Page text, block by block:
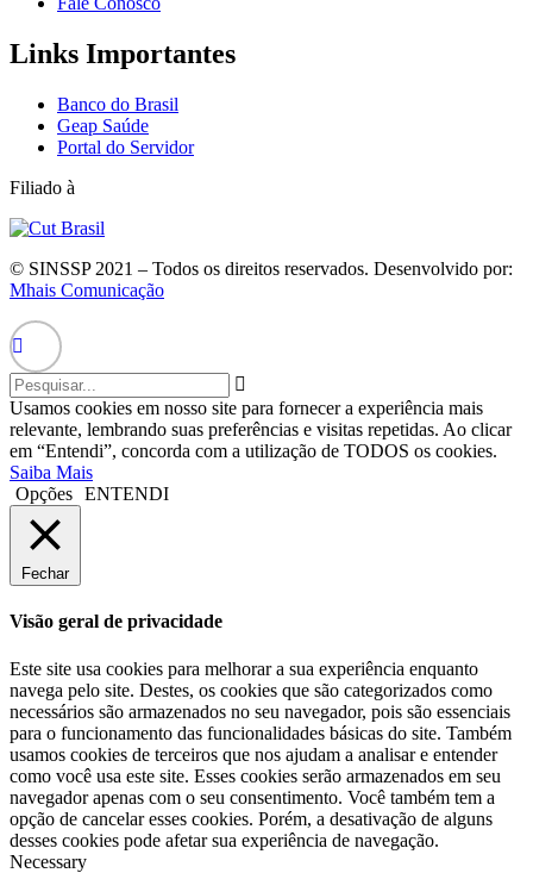
Links Importantes
Banco do Brasil
Geap Saúde
Portal do Servidor
Filiado à
© SINSSP 2021 – Todos os direitos reservados. Desenvolvido por:
Mhais Comunicação
Usamos cookies em nosso site para fornecer a experiência mais
relevante, lembrando suas preferências e visitas repetidas. Ao clicar
em “Entendi”, concorda com a utilização de TODOS os cookies.
Saiba Mais
Opções ENTENDI
Fechar
Visão geral de privacidade
Este site usa cookies para melhorar a sua experiência enquanto
navega pelo site. Destes, os cookies que são categorizados como
necessários são armazenados no seu navegador, pois são essenciais
para o funcionamento das funcionalidades básicas do site. Também
usamos cookies de terceiros que nos ajudam a analisar e entender
como você usa este site. Esses cookies serão armazenados em seu
navegador apenas com o seu consentimento. Você também tem a
opção de cancelar esses cookies. Porém, a desativação de alguns
desses cookies pode afetar sua experiência de navegação.
Necessary